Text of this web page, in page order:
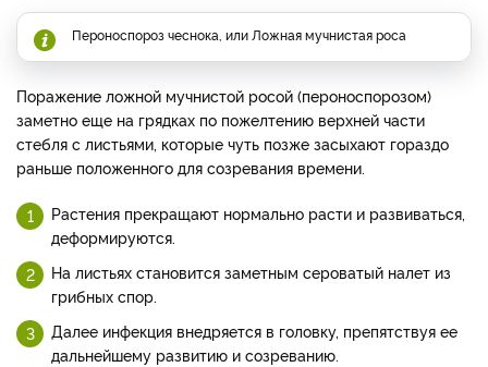
Пероноспороз чеснока, или Ложная мучнистая роса
Поражение ложной мучнистой росой (пероноспорозом)
заметно еще на грядках по пожелтению верхней части
стебля с листьями, которые чуть позже засыхают гораздо
раньше положенного для созревания времени.
Растения прекращают нормально расти и развиваться,
деформируются.
На листьях становится заметным сероватый налет из
грибных спор.
Далее инфекция внедряется в головку, препятствуя ее
дальнейшему развитию и созреванию.